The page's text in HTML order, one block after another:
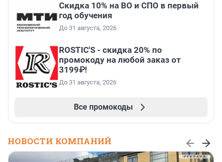
Скидка 10% на ВО и СПО в первый
год обучения
До 31 августа, 2026
ROSTIC'S - скидка 20% по
промокоду на любой заказ от
3199₽!
До 31 августа, 2026
Все промокоды
НОВОСТИ КОМПАНИЙ